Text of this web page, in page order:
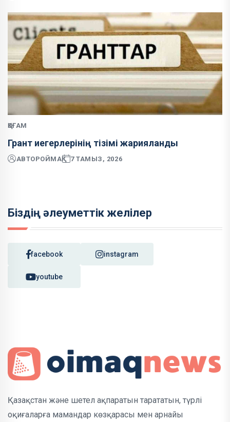
ҚОҒАМ
Грант иегерлерінің тізімі жарияланды
АВТОРОЙМАҚ 7 ТАМЫЗ, 2026
Біздің әлеуметтік желілер
facebook instagram
youtube
Қазақстан және шетел ақпаратын тарататын, түрлі
оқиғаларға мамандар көзқарасы мен арнайы